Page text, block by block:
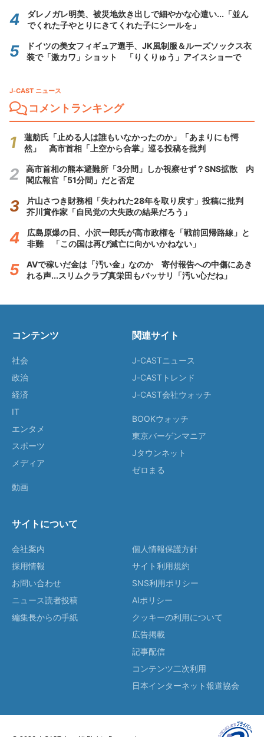
ダレノガレ明美、被災地炊き出しで細やかな心遣い...「並ん
でくれた子やとりにきてくれた子にシールを」
ドイツの美女フィギュア選手、JK風制服＆ルーズソックス衣
装で「激カワ」ショット 「りくりゅう」アイスショーで
J-CAST ニュース
コメントランキング
蓮舫氏「止める人は誰もいなかったのか」「あまりにも愕
然」 高市首相「上空から合掌」巡る投稿を批判
高市首相の熊本避難所「3分間」しか視察せず？SNS拡散 内
閣広報官「51分間」だと否定
片山さつき財務相「失われた28年を取り戻す」投稿に批判
芥川賞作家「自民党の大失政の結果だろう」
広島原爆の日、小沢一郎氏が高市政権を「戦前回帰路線」と
非難 「この国は再び滅亡に向かいかねない」
AVで稼いだ金は「汚い金」なのか 寄付報告への中傷にあき
れる声...スリムクラブ真栄田もバッサリ「汚い心だね」
コンテンツ
社会
政治
経済
IT
エンタメ
スポーツ
メディア
動画
関連サイト
J-CASTニュース
J-CASTトレンド
J-CAST会社ウォッチ
BOOKウォッチ
東京バーゲンマニア
Jタウンネット
ゼロまる
サイトについて
会社案内
採用情報
お問い合わせ
ニュース読者投稿
編集長からの手紙
個人情報保護方針
サイト利用規約
SNS利用ポリシー
AIポリシー
クッキーの利用について
広告掲載
記事配信
コンテンツ二次利用
日本インターネット報道協会